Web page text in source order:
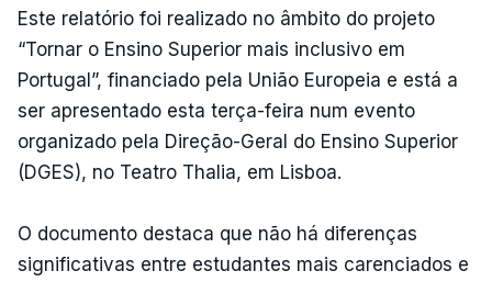
Este relatório foi realizado no âmbito do projeto
“Tornar o Ensino Superior mais inclusivo em
Portugal”, financiado pela União Europeia e está a
ser apresentado esta terça-feira num evento
organizado pela Direção-Geral do Ensino Superior
(DGES), no Teatro Thalia, em Lisboa.
O documento destaca que não há diferenças
significativas entre estudantes mais carenciados e